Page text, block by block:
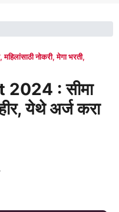
,महिलांसाठी नोकरी,मेगा भरती,
: सीमा
येथे अर्ज करा